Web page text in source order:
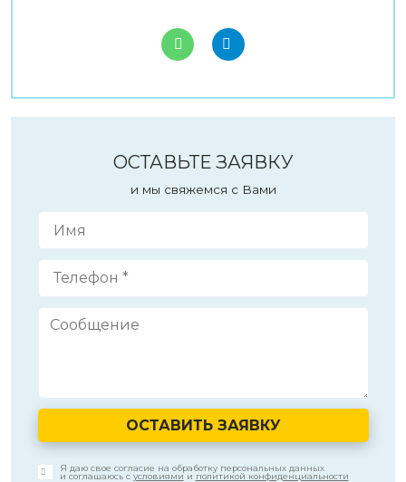
ОСТАВЬТЕ ЗАЯВКУ
и мы свяжемся с Вами
ОСТАВИТЬ ЗАЯВКУ
Я даю свое согласие на обработку персональных данных
и соглашаюсь с условиямии политикой конфиденциальности